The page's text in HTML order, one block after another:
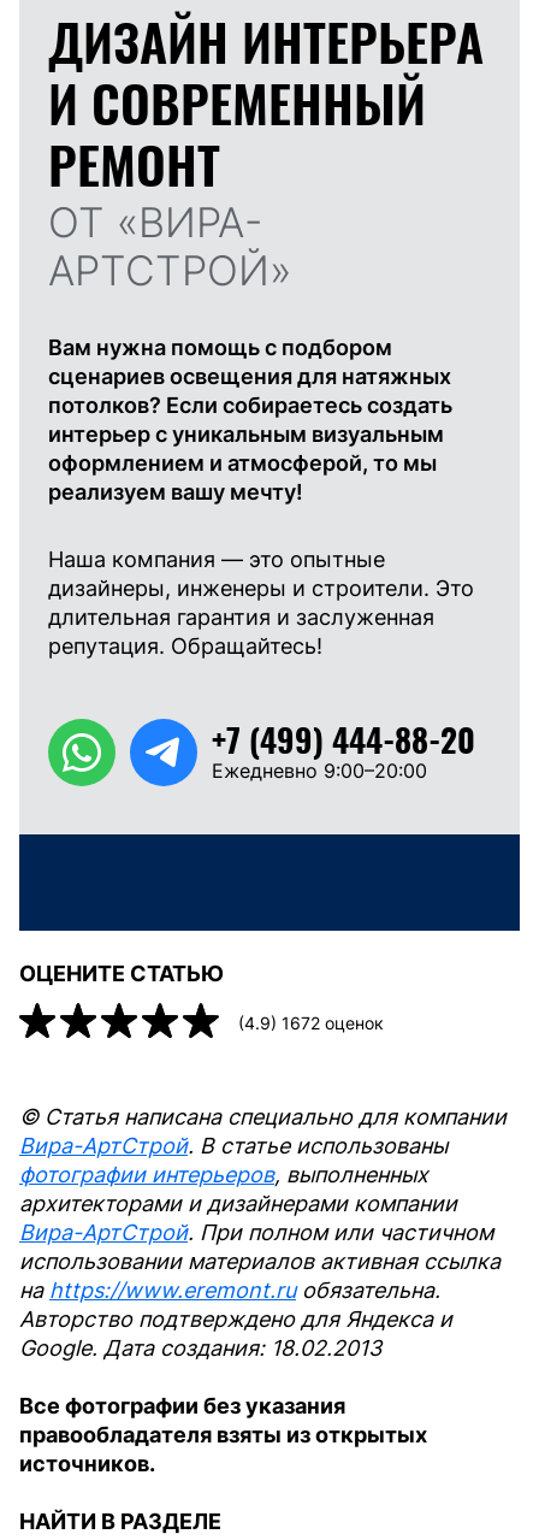
ДИЗАЙН ИНТЕРЬЕРА
И СОВРЕМЕННЫЙ
РЕМОНТ
ОТ «ВИРА-
АРТСТРОЙ»
Вам нужна помощь с подбором
сценариев освещения для натяжных
потолков? Если собираетесь создать
интерьер с уникальным визуальным
оформлением и атмосферой, то мы
реализуем вашу мечту!
Наша компания — это опытные
дизайнеры, инженеры и строители. Это
длительная гарантия и заслуженная
репутация. Обращайтесь!
+7 (499) 444-88-20
Ежедневно 9:00–20:00
ОЦЕНИТЕ СТАТЬЮ
(4.9) 1672 оценок
© Статья написана специально для компании
Вира-АртСтрой. В статье использованы
фотографии интерьеров, выполненных
архитекторами и дизайнерами компании
Вира-АртСтрой. При полном или частичном
использовании материалов активная ссылка
на https://www.eremont.ruобязательна.
Авторство подтверждено для Яндекса и
Google. Дата создания: 18.02.2013
Все фотографии без указания
правообладателя взяты из открытых
источников.
НАЙТИ В РАЗДЕЛЕ